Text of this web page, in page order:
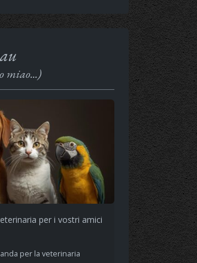
miao...)
per i vostri amici
per la veterinaria